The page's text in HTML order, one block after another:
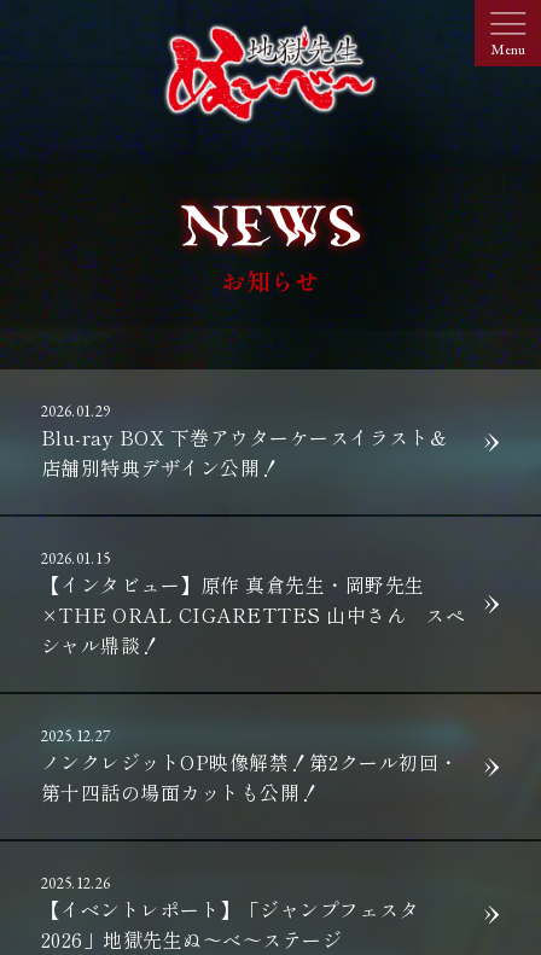
お知らせ
2026.01.29
Blu-ray BOX 下巻アウターケースイラスト＆
店舗別特典デザイン公開！
2026.01.15
【インタビュー】原作 真倉先生・岡野先生
×THE ORAL CIGARETTES 山中さん スペ
シャル鼎談！
2025.12.27
ノンクレジットOP映像解禁！第2クール初回・
第十四話の場面カットも公開！
2025.12.26
【イベントレポート】「ジャンプフェスタ
2026」地獄先生ぬ～べ～ステージ